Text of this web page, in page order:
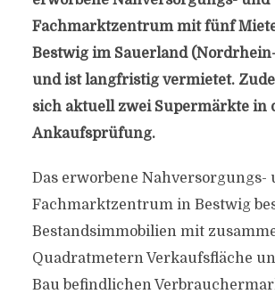
Fachmarktzentrum mit fünf
Bestwig im Sauerland
und ist langfristig vermietet.
sich aktuell zwei Supermärkte in
Ankaufsprüfung.
Das erworbene Nahversorgungs-
Fachmarktzentrum in Bestwig
Bestandsimmobilien mit
Quadratmetern Verkaufsfläche
Bau befindlichen